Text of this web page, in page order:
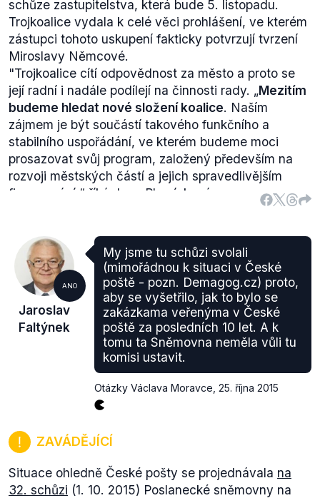
schůze zastupitelstva, která bude 5. listopadu.
Trojkoalice vydala k celé věci prohlášení, ve kterém
zástupci tohoto uskupení fakticky potvrzují tvrzení
Miroslavy Němcové.
"Trojkoalice cítí odpovědnost za město a proto se
její radní i nadále podílejí na činnosti rady. „Mezitím
budeme hledat nové složení koalice. Naším
zájmem je být součástí takového funkčního a
stabilního uspořádání, ve kterém budeme moci
prosazovat svůj program, založený především na
rozvoji městských částí a jejich spravedlivějším
financování,“ říká Jana Plamínková.
zůstává stabilní a bude nadále prosazovat svůj
program na půdorysu nově složené koalice,“ říká
Jan Wolf."
Vyjádření Adriany Krnáčové k současné situaci. "
Nedostatky v jejím fungovánísamozřejmě byly a
jsou. Ale při práci na tak komplikované agendě, jako
je ta pražská, mohou vznikat nesrovnalosti. S nimi
se musíme poprat a pak to může fungovat. Já se
rozhodně nevzdávám."
ANO
Jaroslav
Faltýnek
My jsme tu schůzi svolali
(mimořádnou k situaci v České
poště - pozn. Demagog.cz) proto,
aby se vyšetřilo, jak to bylo se
zakázkama veřenýma v České
poště za posledních 10 let. A k
tomu ta Sněmovna neměla vůli tu
komisi ustavit.
Otázky Václava Moravce 25. října 2015
ZAVÁDĚJÍCÍ
Situace ohledně České pošty se projednávala na
32. schůzi (1. 10. 2015) Poslanecké sněmovny na